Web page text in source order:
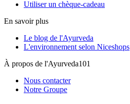
Utiliser un chèque-cadeau
En savoir plus
Le blog de l'Ayurveda
L'environnement selon Niceshops
À propos de l'Ayurveda101
Nous contacter
Notre Groupe